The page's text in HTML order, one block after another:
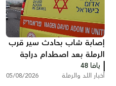
إصابة شاب بحادث سير قرب
الرملة بعد اصطدام دراجة
نارية بسيارة
يافا 48
أخبار اللد والرملة 05/08/2026